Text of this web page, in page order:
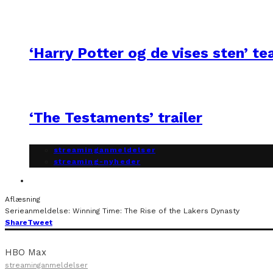
‘Harry Potter og de vises sten’
‘The Testaments’ trailer
streaminganmeldelser
streaming-nyheder
Aflæsning
Serieanmeldelse: Winning Time: The Rise of the Lakers Dynasty
ShareTweet
HBO Max
streaminganmeldelser